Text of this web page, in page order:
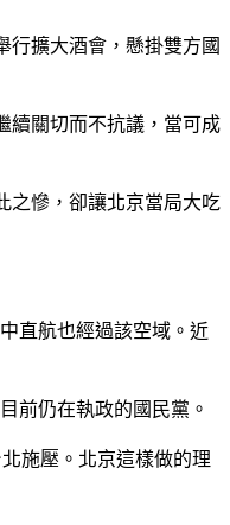
行擴大酒會，懸掛雙方國
續關切而不抗議，當可成
之慘，卻讓北京當局大吃
直航也經過該空域。近
前仍在執政的國民黨。
施壓。北京這樣做的理